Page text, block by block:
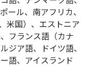
ール、南アフリカ、
米国）、エストニア
フランス語（カナ
ジア語、ドイツ語、
語、アイスランド